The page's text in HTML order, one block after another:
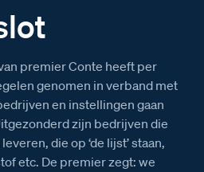
premier Conte heeft per
genomen in verband met
en instellingen gaan
zijn bedrijven die
die op ‘de lijst’ staan,
etc. De premier zegt: we